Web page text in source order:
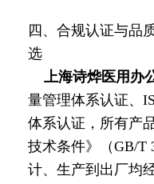
四、合规认证与品
选
上海诗烨医用办
量管理体系认证、
体系认证，所有产
技术条件》（GB/T
计、生产到出厂均